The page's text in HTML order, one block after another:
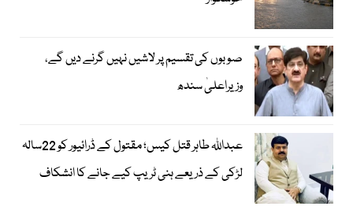
صوبوں کی تقسیم پر لاشیں نہیں گرنے دیں گے،
وزیراعلیٰ سندھ
عبداللہ طاہر قتل کیس؛ مقتول کے ڈرائیور کو 22سالہ
لڑکی کے ذریعے ہنی ٹریپ کیے جانے کا انشکاف